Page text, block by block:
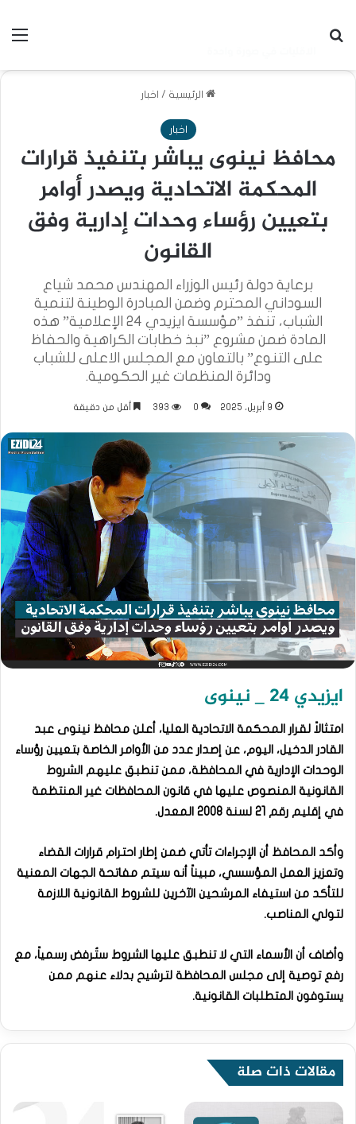
الرئيسية / اخبار
اخبار
محافظ نينوى يباشر بتنفيذ قرارات
المحكمة الاتحادية ويصدر أوامر
بتعيين رؤساء وحدات إدارية وفق
القانون
برعاية دولة رئيس الوزراء المهندس محمد شياع
السوداني المحترم وضمن المبادرة الوطينة لتنمية
الشباب، تنفذ ”مؤسسة ايزيدي 24 الإعلامية” هذه
المادة ضمن مشروع ”نبذ خطابات الكراهية والحفاظ
على التنوع” بالتعاون مع المجلس الاعلى للشباب
ودائرة المنظمات غير الحكومية.
9 أبريل، 2025 0
393 أقل من دقيقة
ايزيدي 24 _ نينوى
امتثالاً لقرار المحكمة الاتحادية العليا، أعلن محافظ نينوى عبد
القادر الدخيل، اليوم، عن إصدار عدد من الأوامر الخاصة بتعيين رؤساء
الوحدات الإدارية في المحافظة، ممن تنطبق عليهم الشروط
القانونية المنصوص عليها في قانون المحافظات غير المنتظمة
في إقليم رقم 21 لسنة 2008 المعدل.
وأكد المحافظ أن الإجراءات تأتي ضمن إطار احترام قرارات القضاء
وتعزيز العمل المؤسسي، مبيناً أنه سيتم مفاتحة الجهات المعنية
للتأكد من استيفاء المرشحين الآخرين للشروط القانونية اللازمة
لتولي المناصب.
وأضاف أن الأسماء التي لا تنطبق عليها الشروط ستُرفض رسمياً، مع
رفع توصية إلى مجلس المحافظة لترشيح بدلاء عنهم ممن
يستوفون المتطلبات القانونية.
مقالات ذات صلة